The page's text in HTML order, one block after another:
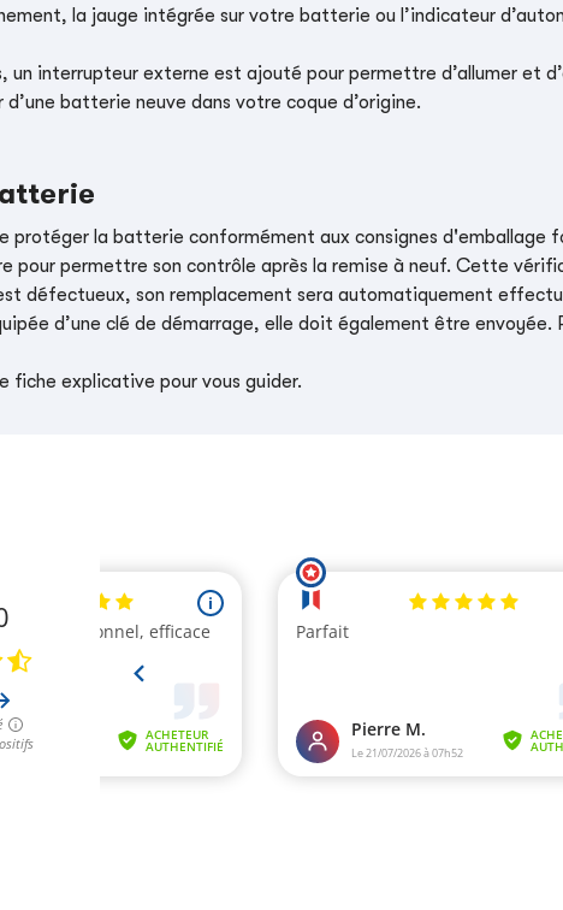
la jauge intégrée sur votre batterie ou l’indicateur
un interrupteur externe est ajouté pour permettre d’allumer et
batterie neuve dans votre coque d’origine.
protéger la batterie conformément aux consignes d'emballage
pour permettre son contrôle après la remise à neuf. Cette
défectueux, son remplacement sera automatiquement
d’une clé de démarrage, elle doit également être envoyée.
fiche explicative pour vous guider.